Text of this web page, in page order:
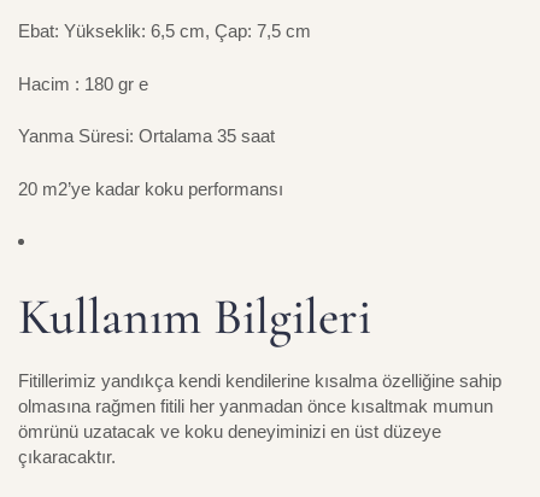
Ebat: Yükseklik: 6,5 cm, Çap: 7,5 cm
Hacim : 180 gr e
Yanma Süresi: Ortalama 35 saat
20 m2’ye kadar koku performansı
Kullanım Bilgileri
Fitillerimiz yandıkça kendi kendilerine kısalma özelliğine sahip
olmasına rağmen fitili her yanmadan önce kısaltmak mumun
ömrünü uzatacak ve koku deneyiminizi en üst düzeye
çıkaracaktır.